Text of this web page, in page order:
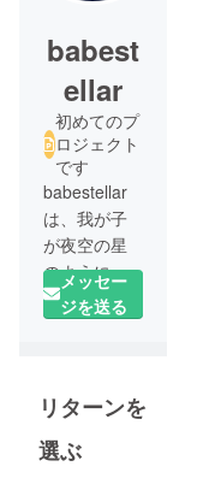
babest
ellar
初めてのプ
ロジェクト
です
babestellar
は、我が子
が夜空の星
のようにき
らきらと、
時には恒星
しく育つこ
をこめて、
メッセー
ジを送る
リターンを
選ぶ